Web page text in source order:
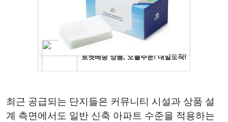
최근 공급되는 단지들은 커뮤니티 시설과 상품 설
계 측면에서도 일반 신축 아파트 수준을 적용하는